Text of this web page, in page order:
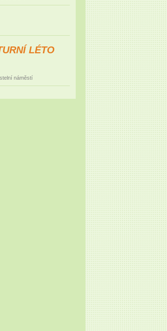
LÉTO
náměstí